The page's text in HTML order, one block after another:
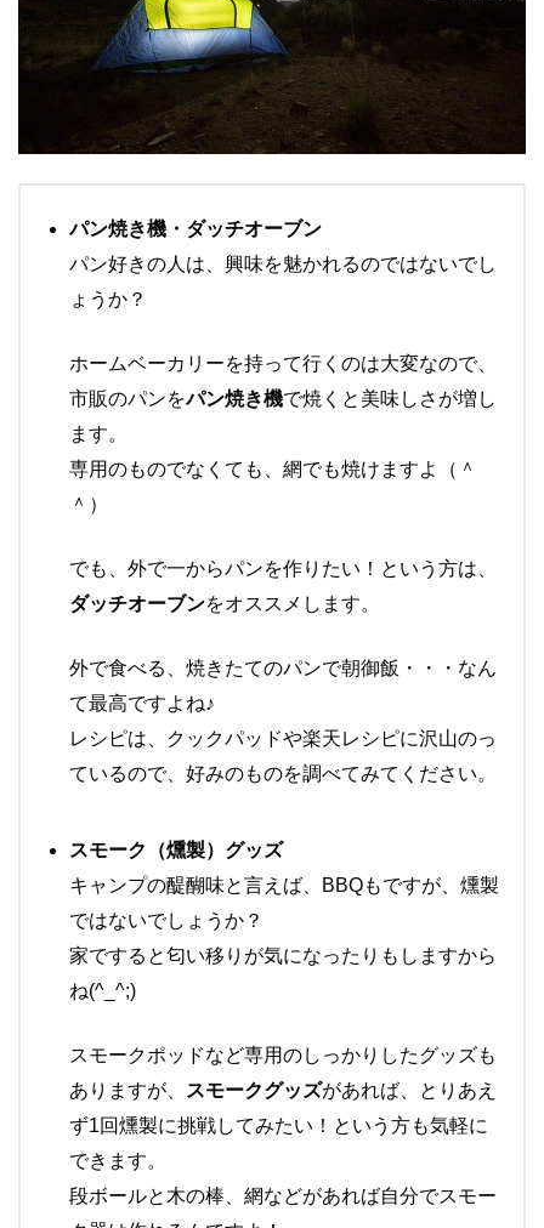
パン焼き機・ダッチオーブン
パン好きの人は、興味を魅かれるのではないでし
ょうか？
ホームベーカリーを持って行くのは大変なので、
市販のパンをパン焼き機で焼くと美味しさが増し
ます。
専用のものでなくても、網でも焼けますよ（＾
＾）
でも、外で一からパンを作りたい！という方は、
ダッチオーブンをオススメします。
外で食べる、焼きたてのパンで朝御飯・・・なん
て最高ですよね♪
レシピは、クックパッドや楽天レシピに沢山のっ
ているので、好みのものを調べてみてください。
スモーク（燻製）グッズ
キャンプの醍醐味と言えば、BBQもですが、燻製
ではないでしょうか？
家ですると匂い移りが気になったりもしますから
ね(^_^;)
スモークポッドなど専用のしっかりしたグッズも
ありますが、
スモークグッズがあれば、とりあえ
ず1回燻製に挑戦してみたい！という方も気軽に
できます。
段ボールと木の棒、網などがあれば自分でスモー